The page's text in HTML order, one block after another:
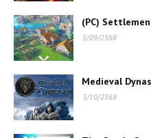
(PC)
5/09/2568
Medieval
5/10/2568